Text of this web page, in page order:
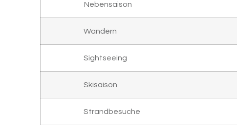
Nebensaison
Wandern
Sightseeing
Skisaison
Strandbesuche